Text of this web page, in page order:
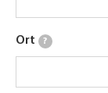
Ort ?